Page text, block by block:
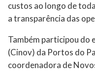
custos ao longo de
a transparência das
Também participou do
(Cinov) da Portos do
coordenadora de